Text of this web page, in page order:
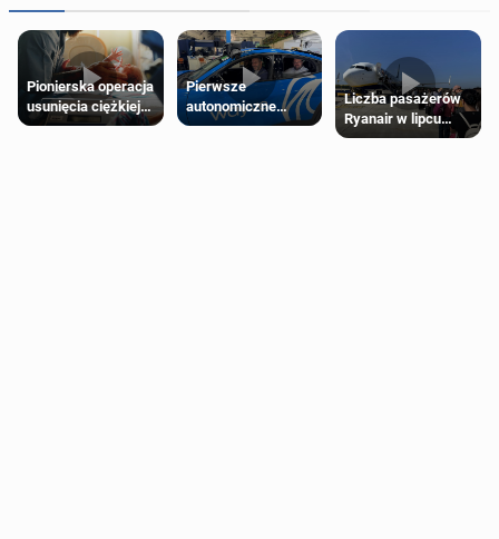
Pionierska operacja
usunięcia ciężkiej
wady wrodzonej
Pierwsze
autonomiczne
Ubery pojawią się
Liczba pasażerów
Ryanair w lipcu
pobiła rekord